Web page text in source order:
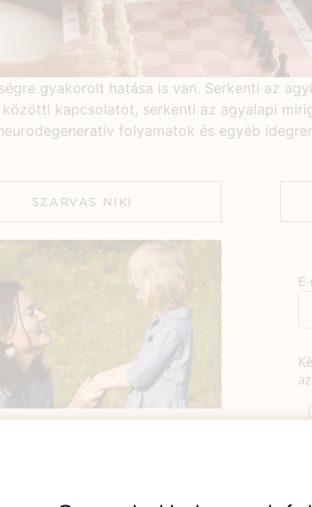
gyakorolt hatása is van. Serkenti az
kapcsolatot, serkenti az agyalapi
folyamatok és egyéb
SZARVAS NIKI